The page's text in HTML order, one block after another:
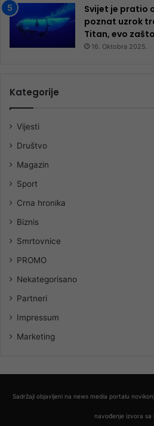
Svijet je pratio
poznat uzrok
Titan, evo
16. Oktobra 2025.
Kategorije
Vijesti
Društvo
Magazin
Sport
Crna hronika
Biznis
Smrtovnice
PROMO
Nekategorisano
Partneri
Impressum
Marketing
Sadržaji objavljeni na news media portalu
navođenje izvora sa